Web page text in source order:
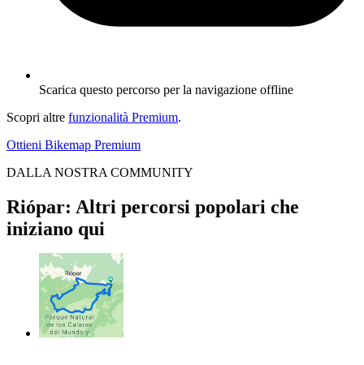
Scarica questo percorso per la navigazione offline
Scopri altre funzionalità Premium.
Ottieni Bikemap Premium
DALLA NOSTRA COMMUNITY
Riópar: Altri percorsi popolari che
iniziano qui